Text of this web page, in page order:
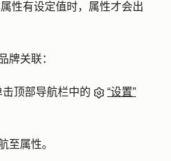
性有设定值时，属性才会出
牌关联：
顶部导航栏中的
“设置”
至属性。